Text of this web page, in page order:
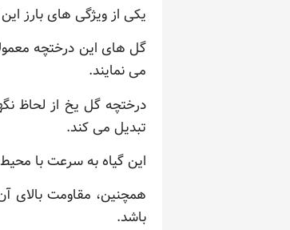
یکی از ویژگی های بارز
گل های این درختچه
می نمایند.
درختچه گل یخ از لحاظ
تبدیل می کند.
این گیاه به سرعت با
همچنین، مقاومت بالای
باشد.